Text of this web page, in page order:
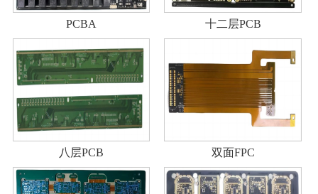
PCBA 十二层PCB
八层PCB 双面FPC